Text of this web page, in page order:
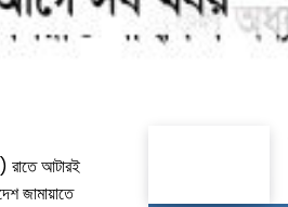
রাতে আটারই
জামায়াতে